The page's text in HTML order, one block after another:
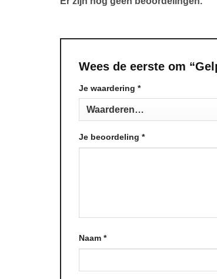
Wees de eerste om
Je waardering *
Je beoordeling *
Naam *
Alternative: